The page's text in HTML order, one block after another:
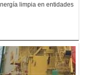
limpia en entidades